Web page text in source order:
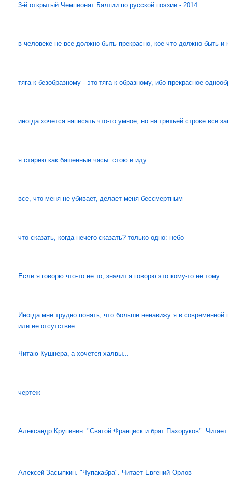
3-й открытый Чемпионат Балтии по русской поэзии - 2014
в человеке не все должно быть прекрасно, кое-что должно быть и
тяга к безобразному - это тяга к образному, ибо прекрасное
иногда хочется написать что-то умное, но на третьей строке все
я старею как башенные часы: стою и иду
все, что меня не убивает, делает меня бессмертным
что сказать, когда нечего сказать? только одно: небо
Если я говорю что-то не то, значит я говорю это кому-то не тому
Иногда мне трудно понять, что больше ненавижу я в современной
или ее отсутствие
Читаю Кушнера, а хочется халвы...
чертеж
Александр Крупинин. "Святой Франциск и брат Пахоруков".
Алексей Засыпкин. "Чупакабра". Читает Евгений Орлов